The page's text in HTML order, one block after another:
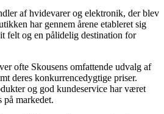
af hvidevarer og elektronik, der blev
har gennem årene etableret sig
felt og en pålidelig destination for
ofte Skousens omfattende udvalg af
deres konkurrencedygtige priser.
og god kundeservice har været
på markedet.